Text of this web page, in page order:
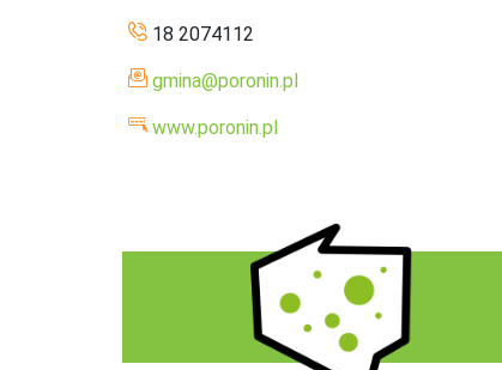
18 2074112
gmina@poronin.pl
www.poronin.pl